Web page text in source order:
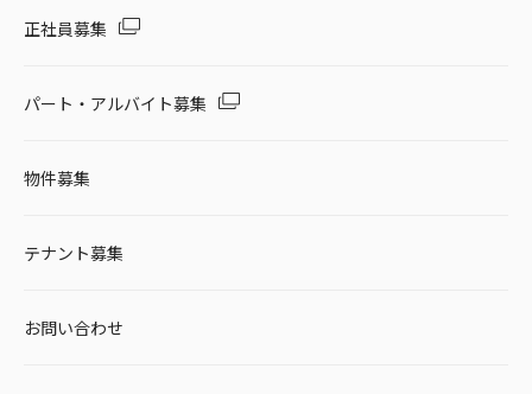
正社員募集
パート・アルバイト募集
物件募集
テナント募集
お問い合わせ